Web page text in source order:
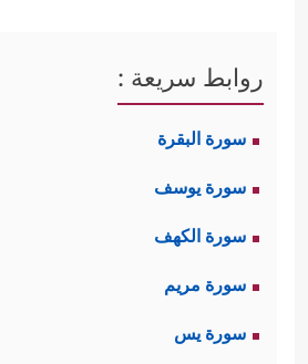
روابط سريعة :
سورة البقرة
سورة يوسف
سورة الكهف
سورة مريم
سورة يس